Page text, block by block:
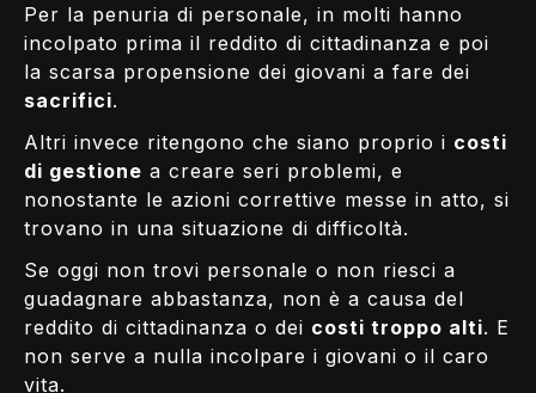
Per la penuria di personale, in molti hanno
incolpato prima il reddito di cittadinanza e poi
la scarsa propensione dei giovani a fare dei
sacrifici.
Altri invece ritengono che siano proprio i costi
di gestione a creare seri problemi, e
nonostante le azioni correttive messe in atto, si
trovano in una situazione di difficoltà.
Se oggi non trovi personale o non riesci a
guadagnare abbastanza, non è a causa del
reddito di cittadinanza o dei costi troppo alti. E
non serve a nulla incolpare i giovani o il caro
vita.